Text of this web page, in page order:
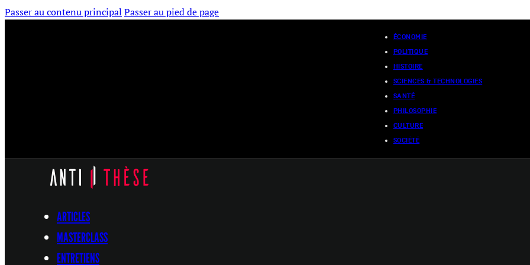
Passer au contenu principal Passer au pied de page
ÉCONOMIE
POLITIQUE
HISTOIRE
SCIENCES & TECHNOLOGIES
SANTÉ
PHILOSOPHIE
CULTURE
SOCIÉTÉ
ARTICLES
MASTERCLASS
ENTRETIENS